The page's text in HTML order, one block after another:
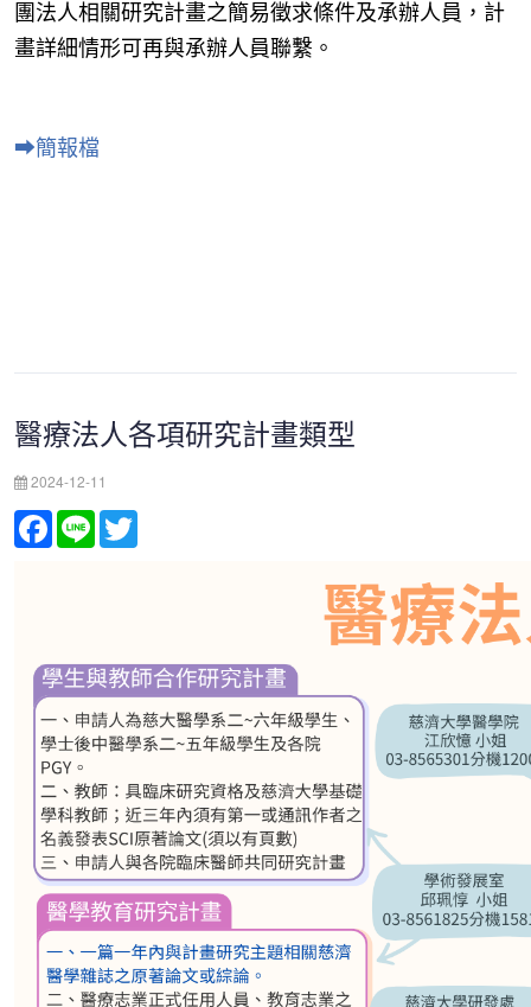
團法人相關研究計畫之簡易徵求條件及承辦人員，計
畫詳細情形可再與承辦人員聯繫。
⮕簡報檔
醫療法人各項研究計畫類型
2024-12-11
Facebook
Line